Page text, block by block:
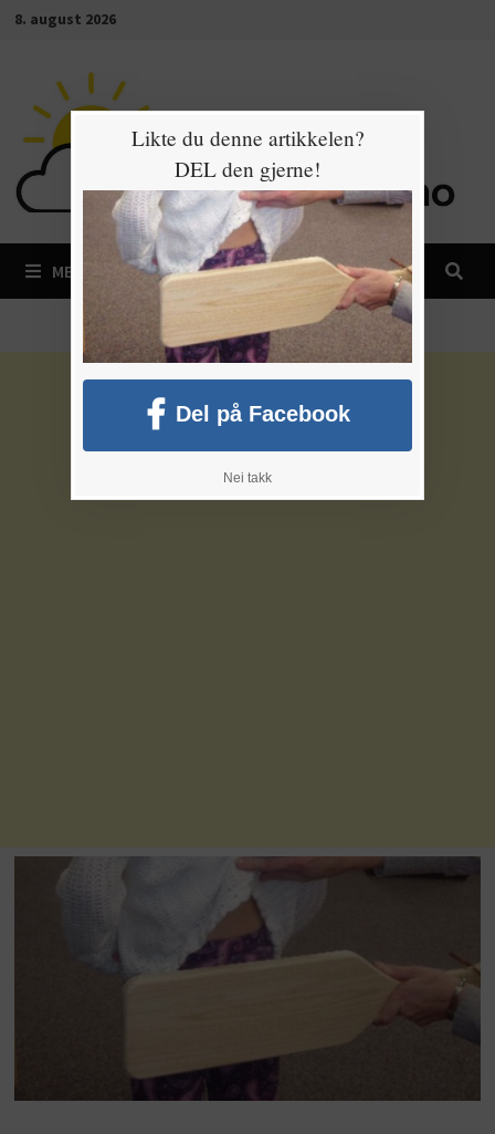
Gå8. august 2026
MENY
Likte du denne artikkelen?
DEL den gjerne!
Del på Facebook
Nei takk